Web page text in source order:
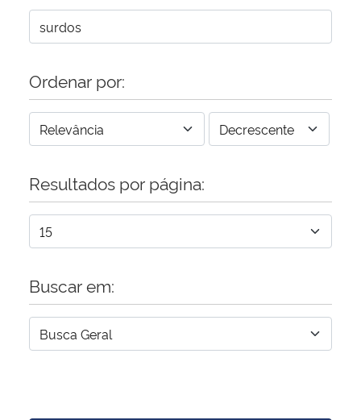
Ordenar por:
Resultados por página:
Buscar em: